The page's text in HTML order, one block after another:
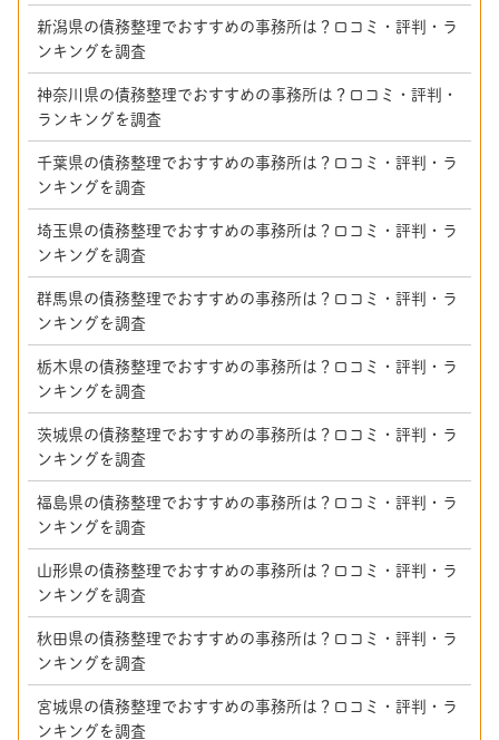
新潟県の債務整理でおすすめの事務所は？口コミ・評判・ラ
ンキングを調査
神奈川県の債務整理でおすすめの事務所は？口コミ・評判・
ランキングを調査
千葉県の債務整理でおすすめの事務所は？口コミ・評判・ラ
ンキングを調査
埼玉県の債務整理でおすすめの事務所は？口コミ・評判・ラ
ンキングを調査
群馬県の債務整理でおすすめの事務所は？口コミ・評判・ラ
ンキングを調査
栃木県の債務整理でおすすめの事務所は？口コミ・評判・ラ
ンキングを調査
茨城県の債務整理でおすすめの事務所は？口コミ・評判・ラ
ンキングを調査
福島県の債務整理でおすすめの事務所は？口コミ・評判・ラ
ンキングを調査
山形県の債務整理でおすすめの事務所は？口コミ・評判・ラ
ンキングを調査
秋田県の債務整理でおすすめの事務所は？口コミ・評判・ラ
ンキングを調査
宮城県の債務整理でおすすめの事務所は？口コミ・評判・ラ
ンキングを調査